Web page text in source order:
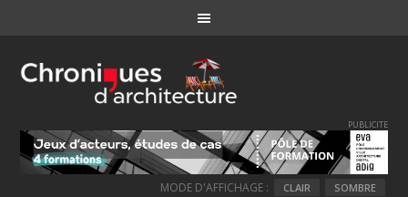
PUBLICITE
MODE D'AFFICHAGE : CLAIR SOMBRE